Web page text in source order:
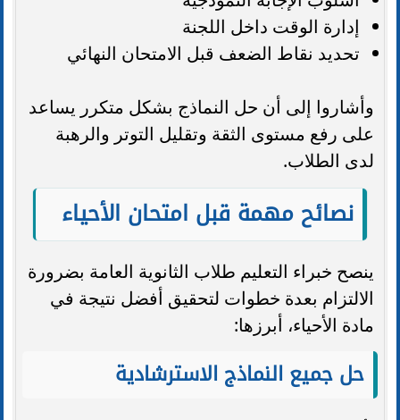
إدارة الوقت داخل اللجنة
تحديد نقاط الضعف قبل الامتحان النهائي
وأشاروا إلى أن حل النماذج بشكل متكرر يساعد
على رفع مستوى الثقة وتقليل التوتر والرهبة
لدى الطلاب.
نصائح مهمة قبل امتحان الأحياء
ينصح خبراء التعليم طلاب الثانوية العامة بضرورة
الالتزام بعدة خطوات لتحقيق أفضل نتيجة في
مادة الأحياء، أبرزها:
حل جميع النماذج الاسترشادية